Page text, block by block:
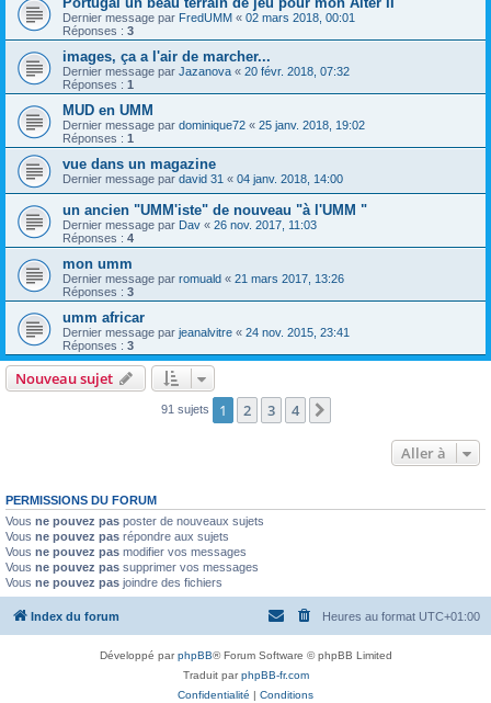
Dernier message par FredUMM « 02 mars 2018, 00:01
Réponses : 3
images, ça a l'air de marcher...
Dernier message par Jazanova « 20 févr. 2018, 07:32
Réponses : 1
MUD en UMM
Dernier message par dominique72 « 25 janv. 2018, 19:02
Réponses : 1
vue dans un magazine
Dernier message par david 31 « 04 janv. 2018, 14:00
un ancien "UMM'iste" de nouveau "à l'UMM "
Dernier message par Dav « 26 nov. 2017, 11:03
Réponses : 4
mon umm
Dernier message par romuald « 21 mars 2017, 13:26
Réponses : 3
umm africar
Dernier message par jeanalvitre « 24 nov. 2015, 23:41
Réponses : 3
Nouveau sujet
91 sujets 1 2 3 4
Aller à
PERMISSIONS DU FORUM
Vous ne pouvez pas poster de nouveaux sujets
Vous ne pouvez pas répondre aux sujets
Vous ne pouvez pas modifier vos messages
Vous ne pouvez pas supprimer vos messages
Vous ne pouvez pas joindre des fichiers
Index du forum Heures au format UTC+01:00
Développé parphpBB® Forum Software © phpBB Limited
Traduit parphpBB-fr.com
Confidentialité | Conditions